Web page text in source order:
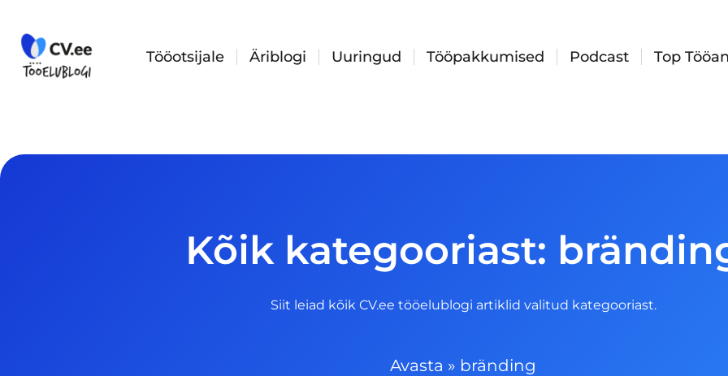
content
Tööotsijale Äriblogi Uuringud Tööpakkumised Podcast Top
Kõik kategooriast:
Siit leiad kõik CV.ee tööelublogi artiklid valitud kategooriast.
Avasta » bränding